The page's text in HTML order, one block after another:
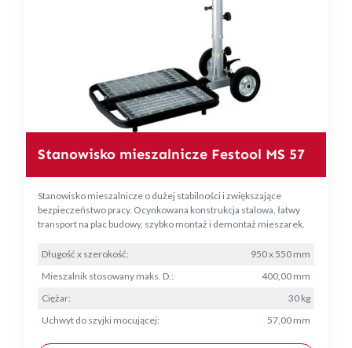
Stanowisko mieszalnicze Festool MS 57
Stanowisko mieszalnicze o dużej stabilności i zwiększające
bezpieczeństwo pracy. Ocynkowana konstrukcja stalowa, łatwy
transport na plac budowy, szybko montaż i demontaż mieszarek.
Długość x szerokość:
950 x 550 mm
Mieszalnik stosowany maks. D.:
400,00 mm
Ciężar:
30 kg
Uchwyt do szyjki mocującej:
57,00 mm